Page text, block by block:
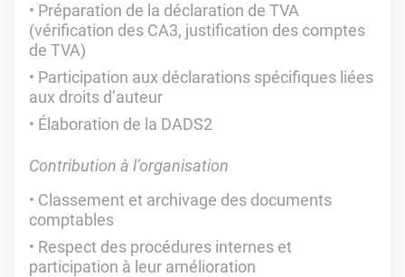
Préparation de la déclaration de TVA
(vérification des CA3, justification des comptes
de TVA)
Participation aux déclarations spécifiques liées
aux droits d’auteur
Élaboration de la DADS2
Contribution à l’organisation
Classement et archivage des documents
comptables
Respect des procédures internes et
participation à leur amélioration